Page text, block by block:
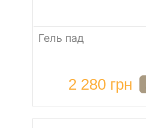
Гель пад
2 280 грн